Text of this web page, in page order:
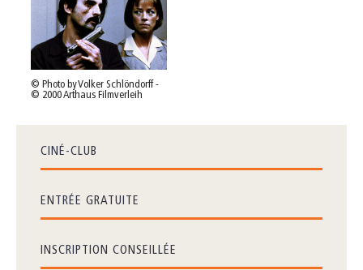
© Photo by Volker Schlöndorff -
© 2000 Arthaus Filmverleih
CINÉ-CLUB
ENTRÉE GRATUITE
INSCRIPTION CONSEILLÉE